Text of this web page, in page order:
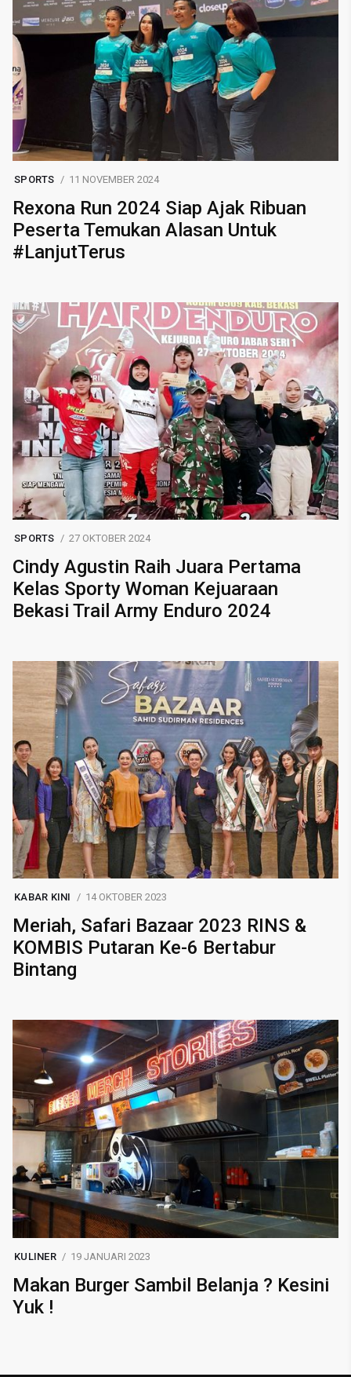
SPORTS 11 NOVEMBER 2024
Rexona Run 2024 Siap Ajak Ribuan
Peserta Temukan Alasan Untuk
#LanjutTerus
SPORTS 27 OKTOBER 2024
Cindy Agustin Raih Juara Pertama
Kelas Sporty Woman Kejuaraan
Bekasi Trail Army Enduro 2024
KABAR KINI 14 OKTOBER 2023
Meriah, Safari Bazaar 2023 RINS &
KOMBIS Putaran Ke-6 Bertabur
Bintang
KULINER 19 JANUARI 2023
Makan Burger Sambil Belanja ? Kesini
Yuk !